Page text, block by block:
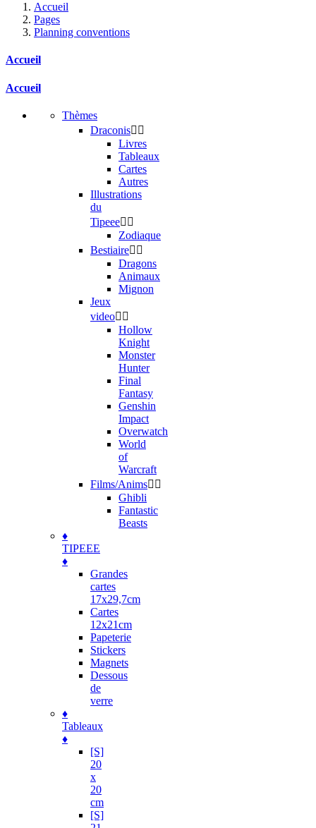
Accueil
Pages
Planning conventions
Accueil
Accueil
Thèmes
Draconis 
Livres
Tableaux
Cartes
Autres
Illustrations
du
Tipeee 
Zodiaque
Bestiaire 
Dragons
Animaux
Mignon
Jeux
video 
Hollow
Knight
Monster
Hunter
Final
Fantasy
Genshin
Impact
Overwatch
World
of
Warcraft
Films/Anims 
Ghibli
Fantastic
Beasts
♦
TIPEEE
♦
Grandes
cartes
17x29,7cm
Cartes
12x21cm
Papeterie
Stickers
Magnets
Dessous
de
verre
♦
Tableaux
♦
[S]
20
x
20
cm
[S]